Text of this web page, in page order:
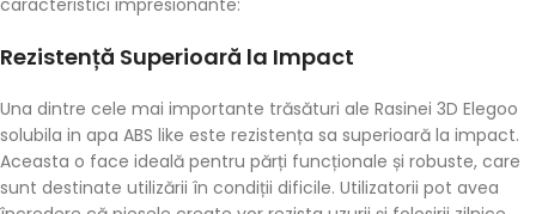
caracteristici impresionante:
Rezistență Superioară la Impact
Una dintre cele mai importante trăsături ale Rasinei 3D Elegoo
solubila in apa ABS like este rezistența sa superioară la impact.
Aceasta o face ideală pentru părți funcționale și robuste, care
sunt destinate utilizării în condiții dificile. Utilizatorii pot avea